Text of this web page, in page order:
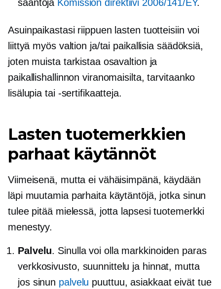
sääntöjä Komission direktiivi 2006/141/EY.
Asuinpaikastasi riippuen lasten tuotteisiin voi
liittyä myös valtion ja/tai paikallisia säädöksiä,
joten muista tarkistaa osavaltion ja
paikallishallinnon viranomaisilta, tarvitaanko
lisälupia tai -sertifikaatteja.
Lasten tuotemerkkien
parhaat käytännöt
Viimeisenä, mutta ei vähäisimpänä, käydään
läpi muutamia parhaita käytäntöjä, jotka sinun
tulee pitää mielessä, jotta lapsesi tuotemerkki
menestyy.
Palvelu. Sinulla voi olla markkinoiden paras
verkkosivusto, suunnittelu ja hinnat, mutta
jos sinun palvelu puuttuu, asiakkaat eivät tue